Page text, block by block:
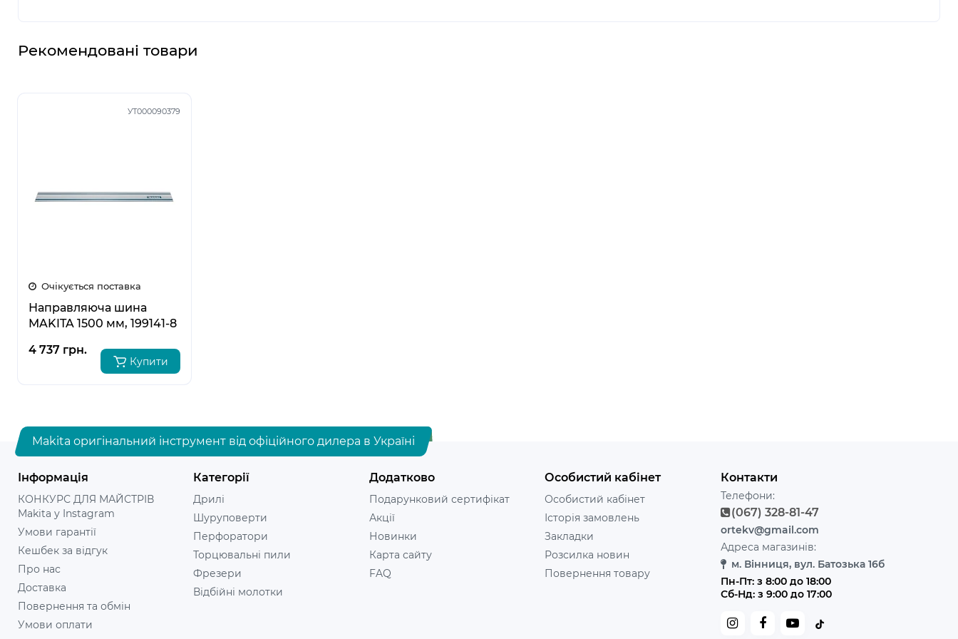
Рекомендовані товари
УТ000090379
Очікується поставка
Направляюча шина
MAKITA 1500 мм, 199141-8
4 737 грн.
Купити
Makita оригінальний інструмент від офіційного дилера в Україні
Інформація
КОНКУРС ДЛЯ МАЙСТРІВ
Makita у Instagram
Умови гарантії
Кешбек за відгук
Про нас
Доставка
Повернення та обмін
Умови оплати
Категорії
Дрилі
Шуруповерти
Перфоратори
Торцювальні пили
Фрезери
Відбійні молотки
Додатково
Подарунковий сертифікат
Акції
Новинки
Карта сайту
FAQ
Особистий кабінет
Особистий кабінет
Історія замовлень
Закладки
Розсилка новин
Повернення товару
Контакти
Телефони:
(067) 328-81-47
ortekv@gmail.com
Адреса магазинів:
м. Вінниця, вул. Батозька 16б
Пн-Пт: з 8:00 до 18:00
Сб-Нд: з 9:00 до 17:00